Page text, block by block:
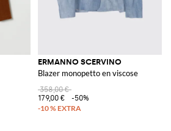
ERMANNO SCERVINO
Blazer monopetto en viscose
358,00 €
179,00 €
-50%